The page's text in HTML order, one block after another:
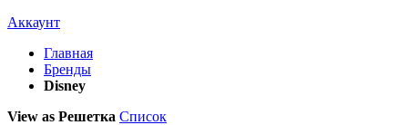
Аккаунт
Главная
Бренды
Disney
View as Решетка Список